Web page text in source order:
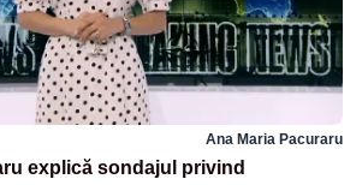
Ana Maria Pacuraru
explică sondajul privind